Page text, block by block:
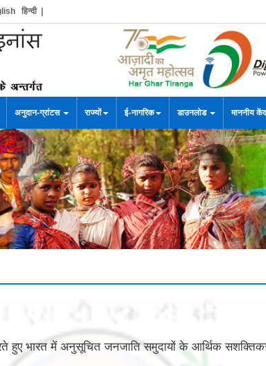
हिन्दी|
अनुदान-ग्रांटस राज्यों ई-नागरिक डाउनलोड माननीय
हुए भारत में अनुसूचित जनजाति समुदायों के आर्थिक